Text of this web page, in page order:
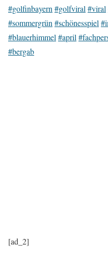
#golfinbayern #golfviral #viral
#sommergrün #schönesspiel
#blauerhimmel #april
#bergab
[ad_2]